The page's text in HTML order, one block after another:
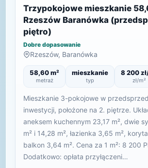
Trzypokojowe mieszkanie
Rzeszów Baranówka
piętro)
Dobre dopasowanie
Rzeszów, Baranówka
58,60 m²
metraż
mieszkanie
typ
8 200
zł/m²
Mieszkanie 3-pokojowe w
inwestycji, położone na 2. piętrze.
aneksem kuchennym 23,17 m², dwie
m² i 14,28 m², łazienka 3,65 m²,
balkon 3,64 m². Cena za 1 m²: 8 200
Dodatkowo: opłata przyłączeni…